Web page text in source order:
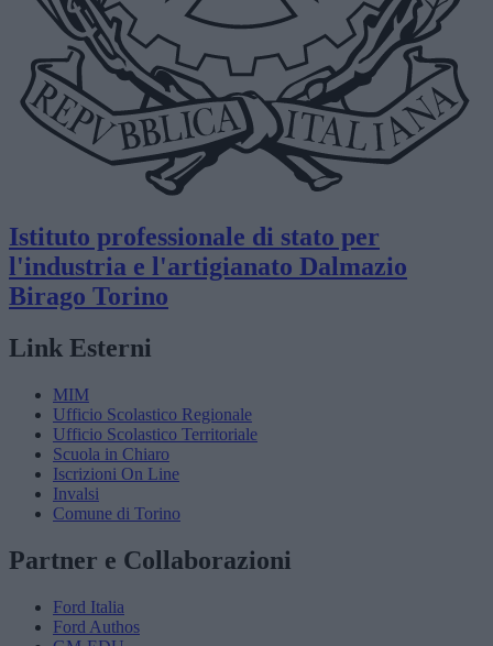
Istituto professionale di stato per
l'industria e l'artigianato Dalmazio
Birago Torino
Link Esterni
MIM
Ufficio Scolastico Regionale
Ufficio Scolastico Territoriale
Scuola in Chiaro
Iscrizioni On Line
Invalsi
Comune di Torino
Partner e Collaborazioni
Ford Italia
Ford Authos